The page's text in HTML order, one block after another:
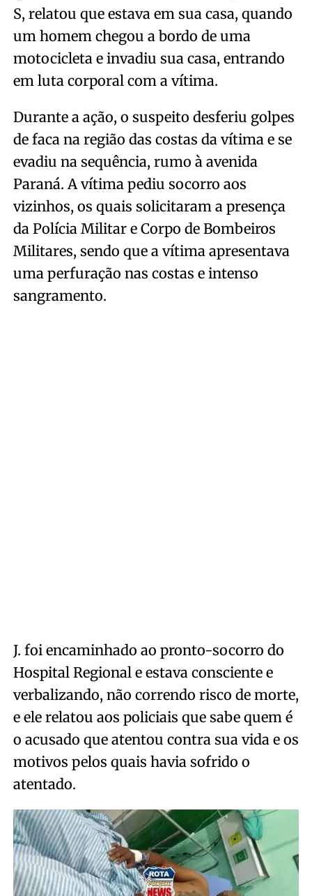
S, relatou que estava em sua casa, quando
um homem chegou a bordo de uma
motocicleta e invadiu sua casa, entrando
em luta corporal com a vítima.
Durante a ação, o suspeito desferiu golpes
de faca na região das costas da vítima e se
evadiu na sequência, rumo à avenida
Paraná. A vítima pediu socorro aos
vizinhos, os quais solicitaram a presença
da Polícia Militar e Corpo de Bombeiros
Militares, sendo que a vítima apresentava
uma perfuração nas costas e intenso
sangramento.
J. foi encaminhado ao pronto-socorro do
Hospital Regional e estava consciente e
verbalizando, não correndo risco de morte,
e ele relatou aos policiais que sabe quem é
o acusado que atentou contra sua vida e os
motivos pelos quais havia sofrido o
atentado.